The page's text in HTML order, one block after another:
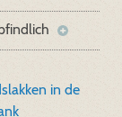
in de